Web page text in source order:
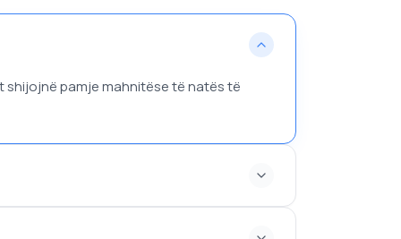
shijojnë pamje mahnitëse të natës të